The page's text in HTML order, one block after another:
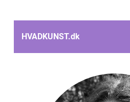
HVADKUNST.dk